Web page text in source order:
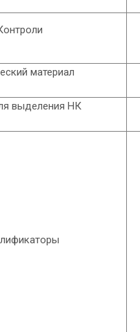
материал
выделения НК